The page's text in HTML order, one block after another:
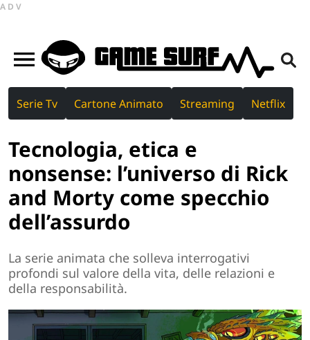
ADV
Serie Tv Cartone Animato Streaming Netflix
Tecnologia, etica e
nonsense: l’universo di Rick
and Morty come specchio
dell’assurdo
La serie animata che solleva interrogativi
profondi sul valore della vita, delle relazioni e
della responsabilità.